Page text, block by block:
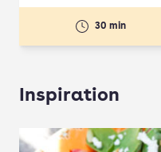
30 min
Inspiration